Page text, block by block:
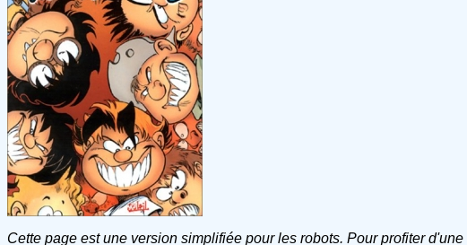
Cette page est une version simplifiée pour les robots. Pour profiter